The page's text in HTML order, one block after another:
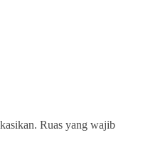
Ruas yang wajib